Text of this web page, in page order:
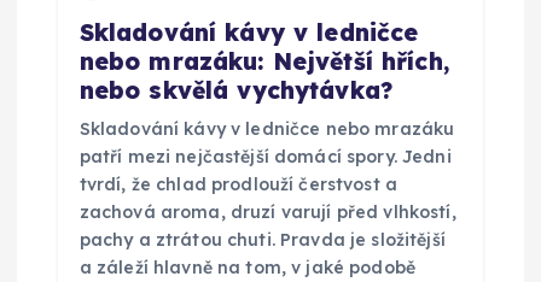
Skladování kávy v ledničce
nebo mrazáku: Největší hřích,
nebo skvělá vychytávka?
Skladování kávy v ledničce nebo mrazáku
patří mezi nejčastější domácí spory. Jedni
tvrdí, že chlad prodlouží čerstvost a
zachová aroma, druzí varují před vlhkostí,
pachy a ztrátou chuti. Pravda je složitější
a záleží hlavně na tom, v jaké podobě